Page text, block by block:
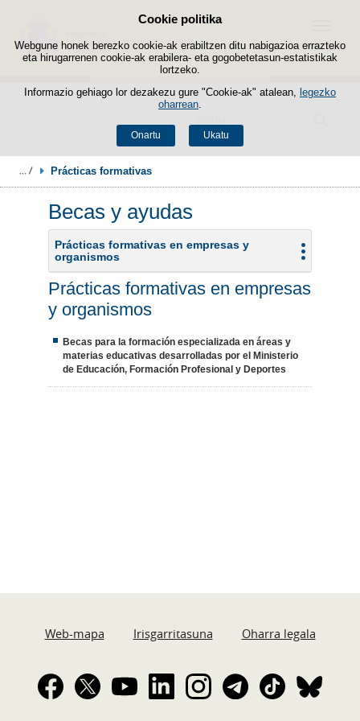
Cookie politika
Webgune honek berezko cookie-ak erabiltzen ditu nabigazioa errazteko
eta hirugarrenen cookie-ak erabilera- eta gogobetetasun-estatistikak
lortzeko.
Informazio gehiago lor dezakezu gure "Cookie-ak" atalean, legezko
oharrean
Onartu Ukatu
Edukira salto egin
Menua
Prácticas formativas
Becas y ayudas
Prácticas formativas en empresas y
organismos
Prácticas formativas en empresas
y organismos
Becas para la formación especializada en áreas y
materias educativas desarrolladas por el Ministerio
de Educación, Formación Profesional y Deportes
Web-mapa Irisgarritasuna Oharra legala